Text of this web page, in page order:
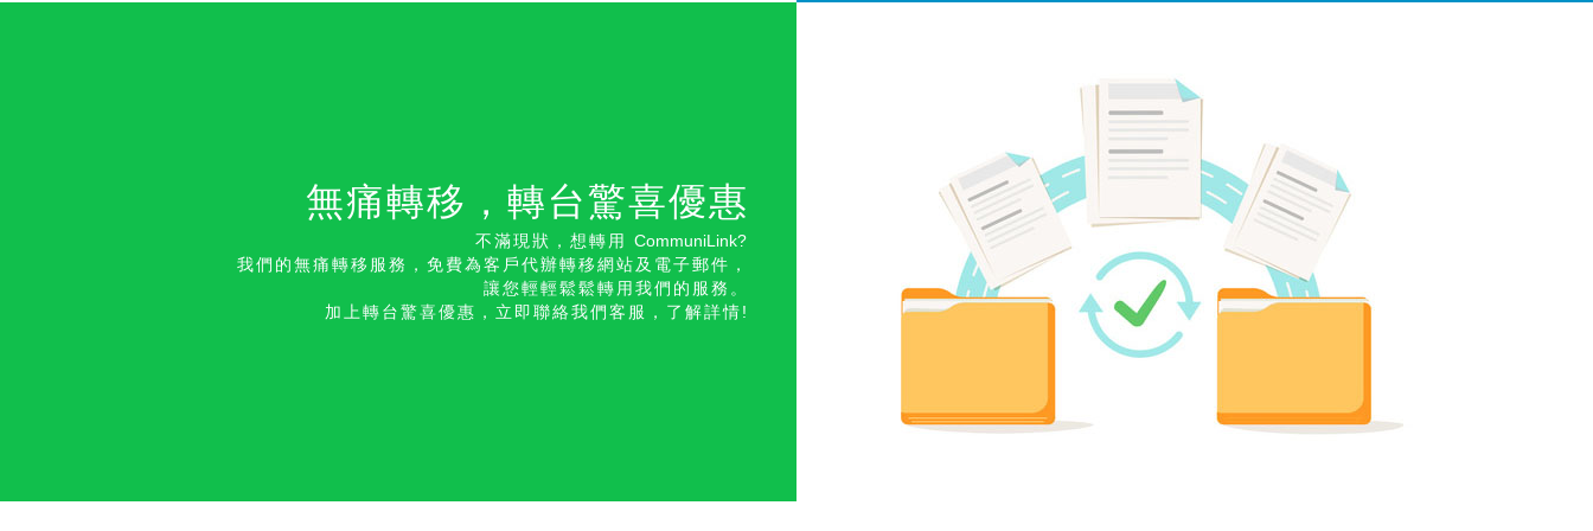
無痛轉移，轉台驚喜優惠
不滿現狀，想轉用 CommuniLink?
我們的無痛轉移服務，免費為客戶代辦轉移網站及電子郵件，
讓您輕輕鬆鬆轉用我們的服務。
加上轉台驚喜優惠，立即聯絡我們客服，了解詳情!